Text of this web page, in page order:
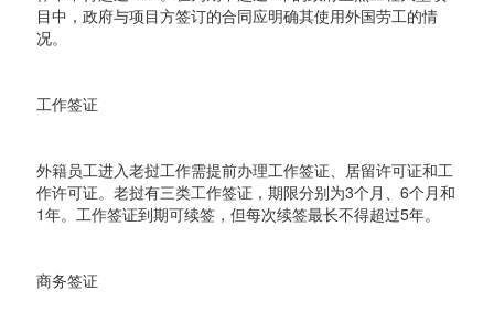
目中，政府与项目方签订的合同应明确其使用外国劳工的情
况。
工作签证
外籍员工进入老挝工作需提前办理工作签证、居留许可证和工
作许可证。老挝有三类工作签证，期限分别为3个月、6个月和
1年。工作签证到期可续签，但每次续签最长不得超过5年。
商务签证